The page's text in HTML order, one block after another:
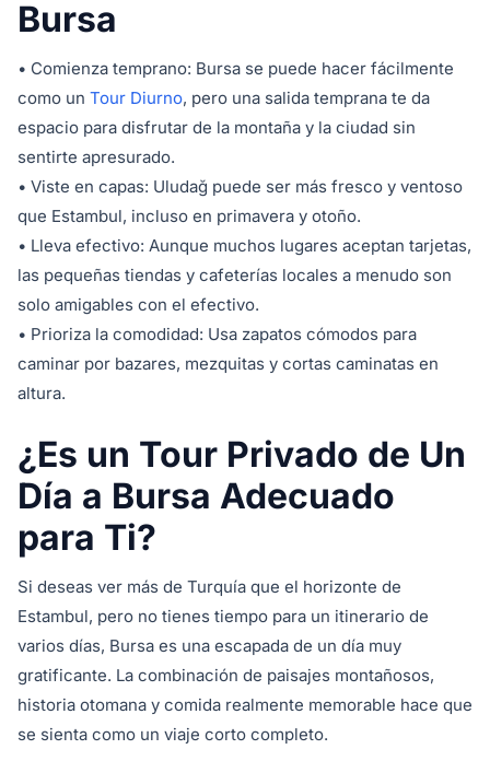
Bursa
• Comienza temprano: Bursa se puede hacer fácilmente
como un Tour Diurno, pero una salida temprana te da
espacio para disfrutar de la montaña y la ciudad sin
sentirte apresurado.
• Viste en capas: Uludağ puede ser más fresco y ventoso
que Estambul, incluso en primavera y otoño.
• Lleva efectivo: Aunque muchos lugares aceptan tarjetas,
las pequeñas tiendas y cafeterías locales a menudo son
solo amigables con el efectivo.
• Prioriza la comodidad: Usa zapatos cómodos para
caminar por bazares, mezquitas y cortas caminatas en
altura.
¿Es un Tour Privado de Un
Día a Bursa Adecuado
para Ti?
Si deseas ver más de Turquía que el horizonte de
Estambul, pero no tienes tiempo para un itinerario de
varios días, Bursa es una escapada de un día muy
gratificante. La combinación de paisajes montañosos,
historia otomana y comida realmente memorable hace que
se sienta como un viaje corto completo.